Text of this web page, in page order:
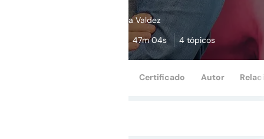
Clarissa Valdez
47m 04s 4 tópicos
Certificado Autor